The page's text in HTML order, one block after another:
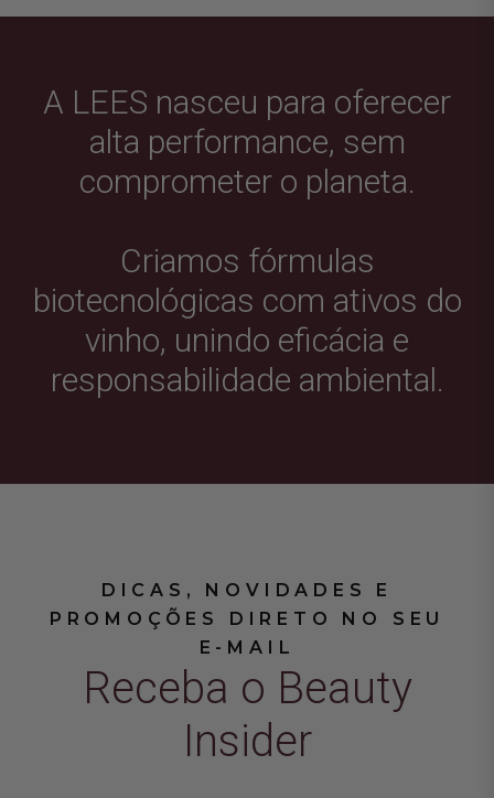
A LEES nasceu para oferecer
alta performance, sem
comprometer o planeta.
Criamos fórmulas
biotecnológicas com ativos do
vinho, unindo eficácia e
responsabilidade ambiental.
DICAS, NOVIDADES E
PROMOÇÕES DIRETO NO SEU
E-MAIL
Receba o Beauty
Insider